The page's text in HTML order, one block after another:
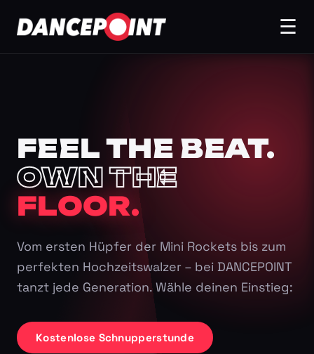
☰
FEEL THE BEAT.
OWN THE
FLOOR.
Vom ersten Hüpfer der Mini Rockets bis zum
perfekten Hochzeitswalzer – bei DANCEPOINT
tanzt jede Generation. Wähle deinen Einstieg:
Kostenlose Schnupperstunde